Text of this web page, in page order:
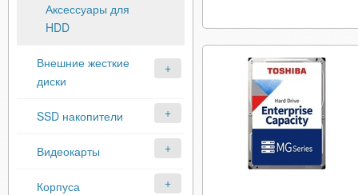
Аксессуары для
HDD
Внешние жесткие
диски
SSD накопители
Видеокарты
Корпуса